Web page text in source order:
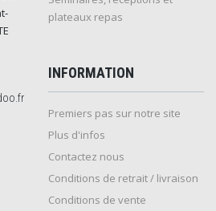
plateaux repas
INFORMATION
Premiers pas sur notre site
Plus d'infos
Contactez nous
Conditions de retrait / livraison
Conditions de vente